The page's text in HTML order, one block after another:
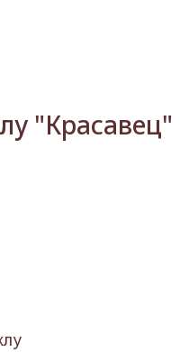
"Красавец"